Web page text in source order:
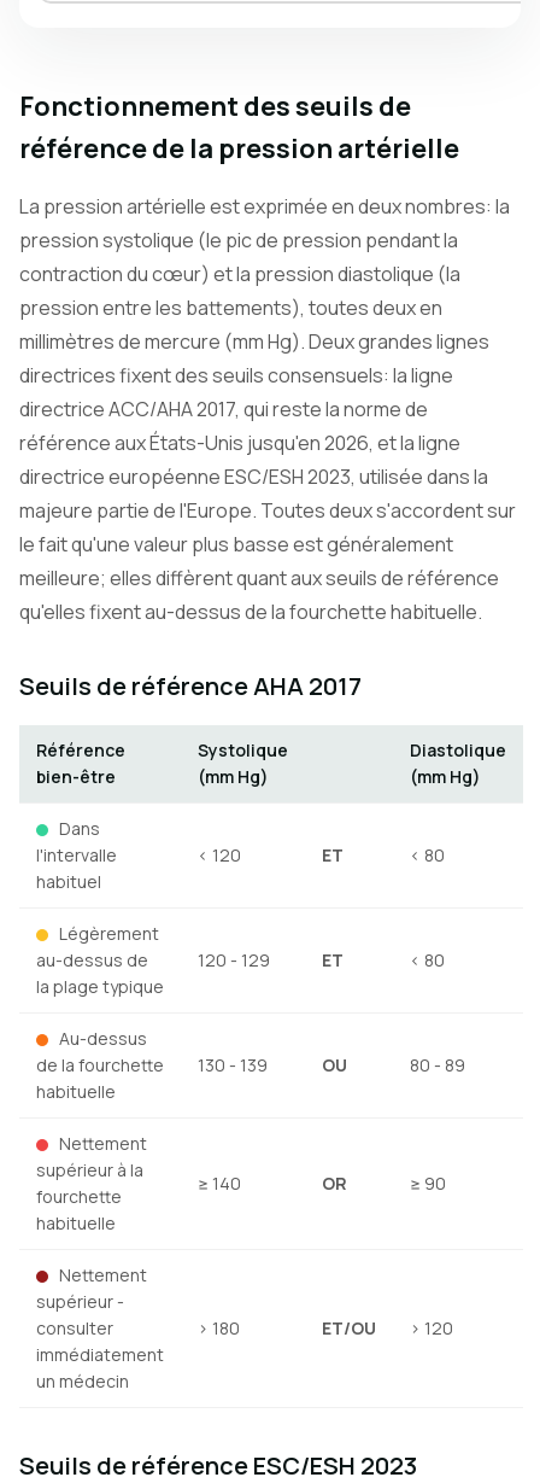
Fonctionnement des seuils de
référence de la pression artérielle
La pression artérielle est exprimée en deux nombres: la
pression systolique (le pic de pression pendant la
contraction du cœur) et la pression diastolique (la
pression entre les battements), toutes deux en
millimètres de mercure (mm Hg). Deux grandes lignes
directrices fixent des seuils consensuels: la ligne
directrice ACC/AHA 2017, qui reste la norme de
référence aux États-Unis jusqu'en 2026, et la ligne
directrice européenne ESC/ESH 2023, utilisée dans la
majeure partie de l'Europe. Toutes deux s'accordent sur
le fait qu'une valeur plus basse est généralement
meilleure; elles diffèrent quant aux seuils de référence
qu'elles fixent au-dessus de la fourchette habituelle.
Seuils de référence AHA 2017
Référence
bien-être
Systolique
(mm Hg)
Diastolique
(mm Hg)
Dans
l'intervalle
habituel
< 120 ET < 80
Légèrement
au-dessus de
la plage typique
120 - 129 ET < 80
Au-dessus
de la fourchette
habituelle
130 - 139 OU 80 - 89
Nettement
supérieur à la
fourchette
habituelle
≥ 140 OR ≥ 90
Nettement
supérieur -
consulter
immédiatement
un médecin
> 180 ET/OU > 120
Seuils de référence ESC/ESH 2023